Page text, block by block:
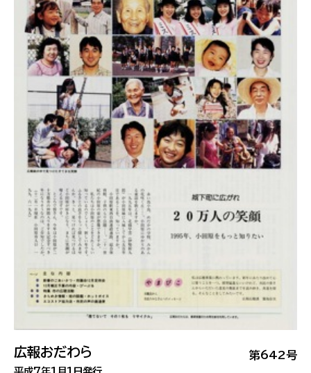
第642号
広報おだわら